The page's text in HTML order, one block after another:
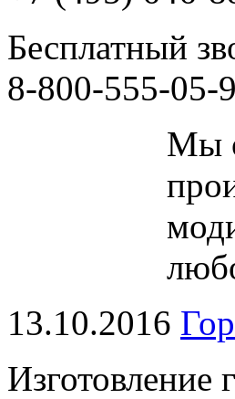
Бесплатный
8-800-555-05-
Мы
13.10.2016
Изготовление